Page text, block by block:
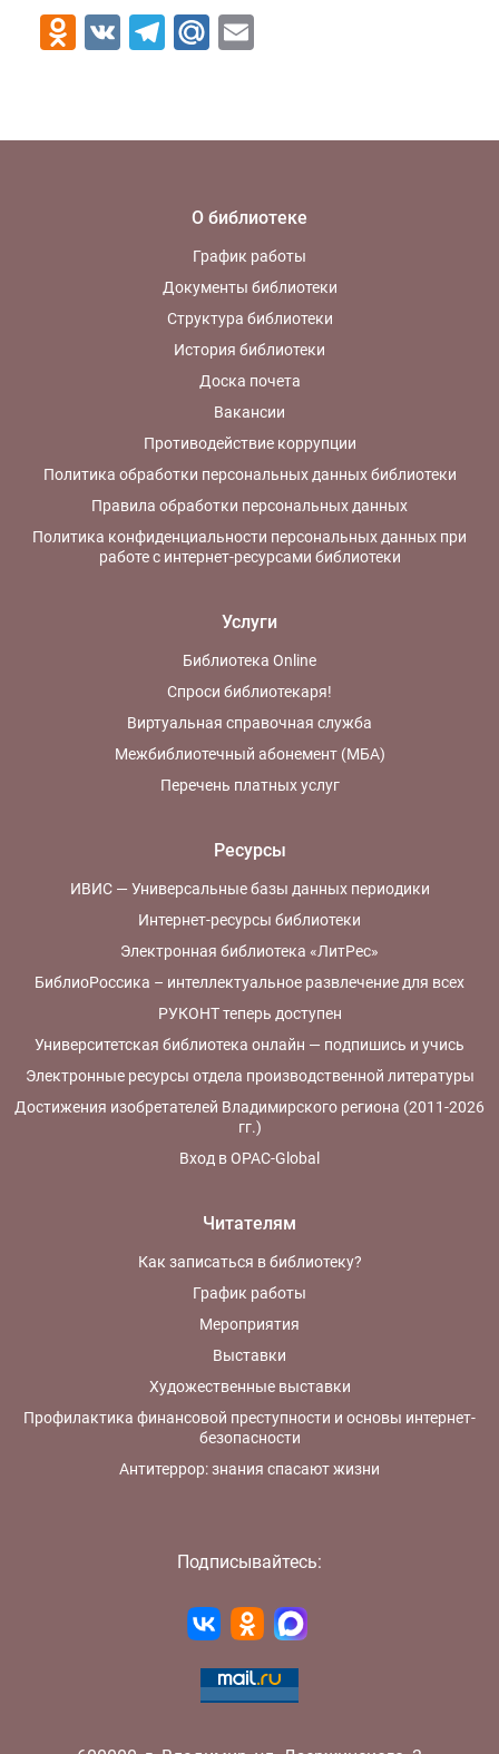
Odnoklassniki
VK Telegram
Mail.Ru
О библиотеке
График работы
Документы библиотеки
Структура библиотеки
История библиотеки
Доска почета
Вакансии
Противодействие коррупции
Политика обработки персональных данных библиотеки
Правила обработки персональных данных
Политика конфиденциальности персональных данных при
работе с интернет-ресурсами библиотеки
Услуги
Библиотека Online
Спроси библиотекаря!
Виртуальная справочная служба
Межбиблиотечный абонемент (МБА)
Перечень платных услуг
Ресурсы
ИВИС — Универсальные базы данных периодики
Интернет-ресурсы библиотеки
Электронная библиотека «ЛитРес»
БиблиоРоссика – интеллектуальное развлечение для всех
РУКОНТ теперь доступен
Университетская библиотека онлайн — подпишись и учись
Электронные ресурсы отдела производственной литературы
Достижения изобретателей Владимирского региона (2011-2026
гг.)
Вход в OPAC-Global
Читателям
Как записаться в библиотеку?
График работы
Мероприятия
Выставки
Художественные выставки
Профилактика финансовой преступности и основы интернет-
безопасности
Антитеррор: знания спасают жизни
Подписывайтесь: